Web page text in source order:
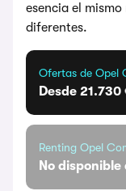
esencia el
diferentes.
Ofertas de Opel
Desde 21.730
Renting Opel
No